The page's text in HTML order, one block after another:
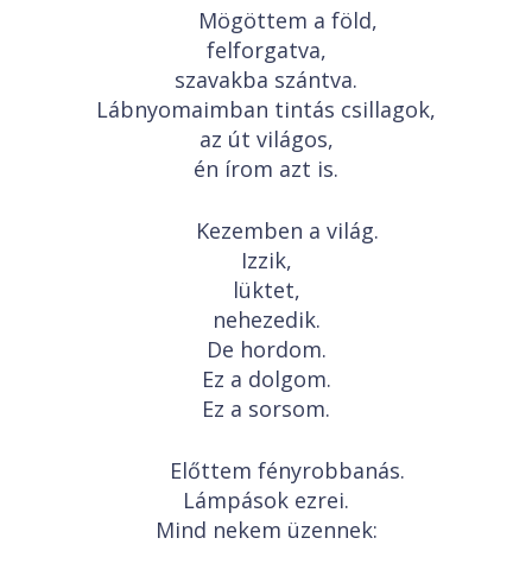
Mögöttem a föld,
felforgatva,
szavakba szántva.
Lábnyomaimban tintás csillagok,
az út világos,
én írom azt is.
Kezemben a világ.
Izzik,
lüktet,
nehezedik.
De hordom.
Ez a dolgom.
Ez a sorsom.
Előttem fényrobbanás.
Lámpások ezrei.
Mind nekem üzennek: